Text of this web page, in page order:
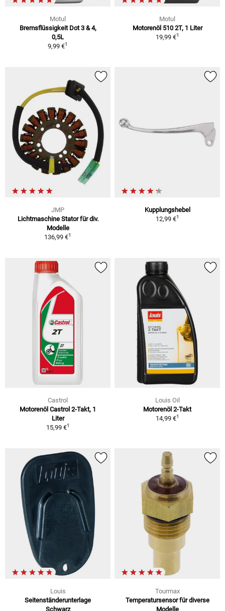
Motul
Bremsflüssigkeit Dot 3 & 4,
0,5L
9,99 €1
Motul
Motorenöl 510 2T, 1 Liter
19,99 €1
JMP
Lichtmaschine Stator für div.
Modelle
136,99 €1
Kupplungshebel
12,99 €1
Castrol
Motorenöl Castrol 2-Takt, 1
Liter
15,99 €1
Louis Oil
Motorenöl 2-Takt
14,99 €1
Louis
Seitenständerunterlage
Schwarz
Tourmax
Temperatursensor für diverse
Modelle